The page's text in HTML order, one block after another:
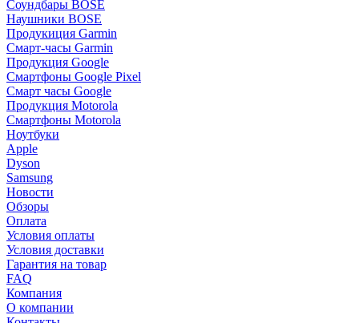
Соундбары BOSE
Наушники BOSE
Продукиция Garmin
Смарт-часы Garmin
Продукция Google
Смартфоны Google Pixel
Смарт часы Google
Продукция Motorola
Смартфоны Motorola
Ноутбуки
Apple
Dyson
Samsung
Новости
Обзоры
Оплата
Условия оплаты
Условия доставки
Гарантия на товар
FAQ
Компания
О компании